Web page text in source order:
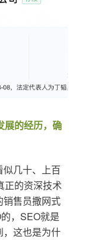
展的经历，确
几十、上百
正的资深技术
售员撒网式
，SEO就是
这也是为什